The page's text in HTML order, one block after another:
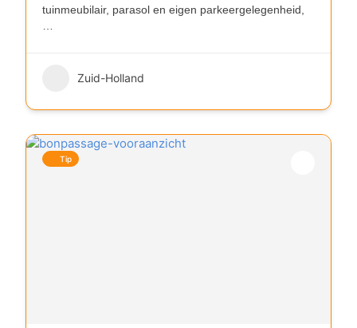
tuinmeubilair, parasol en eigen parkeergelegenheid,
Zuid-Holland
Tip